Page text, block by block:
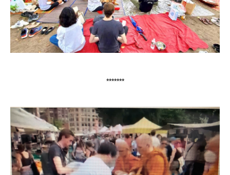
*******